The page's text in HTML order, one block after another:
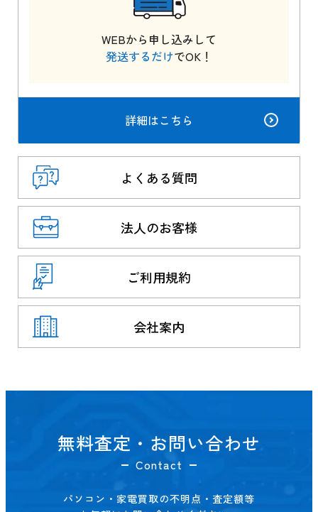
WEBから申し込みして
発送するだけでOK！
詳細はこちら
よくある質問
法人のお客様
ご利用規約
会社案内
無料査定・お問い合わせ
Contact
パソコン・家電買取の不明点・査定額等